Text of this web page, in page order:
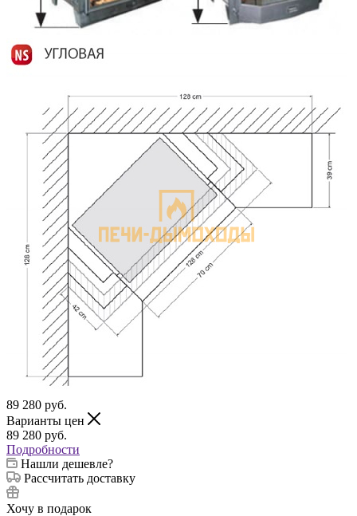
89 280 руб.
Варианты цен
89 280 руб.
Подробности
Нашли дешевле?
Рассчитать доставку
Хочу в подарок